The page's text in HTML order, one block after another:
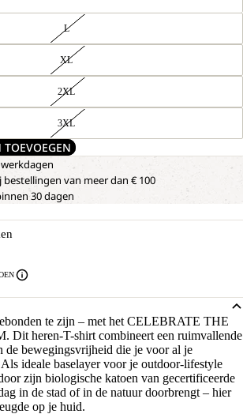
L
XL
2XL
3XL
van meer dan € 100
30 dagen
te zijn – met het CELEBRATE THE
Dit heren-T-shirt combineert een ruimvallende
de bewegingsvrijheid die je voor al je
ideale baselayer voor je outdoor-lifestyle
zijn biologische katoen van gecertificeerde
in de stad of in de natuur doorbrengt – hier
op je huid.